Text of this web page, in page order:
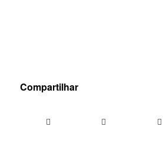
Compartilhar